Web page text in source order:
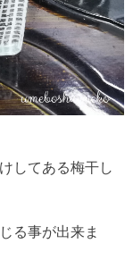
してある梅干し
る事が出来ま